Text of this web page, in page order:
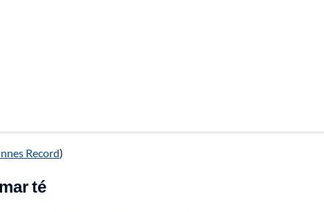
Record)
té